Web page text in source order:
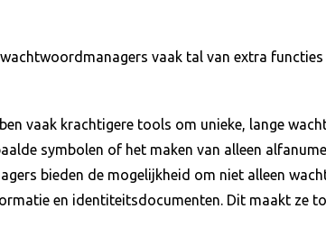
vaak tal van extra
vaak krachtigere tools om unieke, lange
symbolen of het maken van alleen
bieden de mogelijkheid om niet alleen
en identiteitsdocumenten. Dit maakt ze